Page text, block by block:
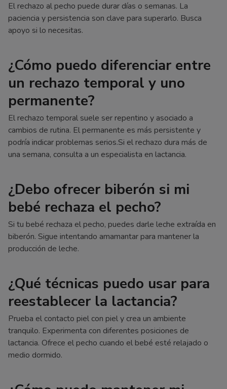
El rechazo al pecho puede durar días o semanas. La
paciencia y persistencia son clave para superarlo. Busca
apoyo si lo necesitas.
¿Cómo puedo diferenciar entre
un rechazo temporal y uno
permanente?
El rechazo temporal suele ser repentino y asociado a
cambios de rutina. El permanente es más persistente y
podría indicar problemas serios.Si el rechazo dura más de
una semana, consulta a un especialista en lactancia.
¿Debo ofrecer biberón si mi
bebé rechaza el pecho?
Si tu bebé rechaza el pecho, puedes darle leche extraída en
biberón. Sigue intentando amamantar para mantener la
producción de leche.
¿Qué técnicas puedo usar para
reestablecer la lactancia?
Prueba el contacto piel con piel y crea un ambiente
tranquilo. Experimenta con diferentes posiciones de
lactancia. Ofrece el pecho cuando el bebé esté relajado o
medio dormido.